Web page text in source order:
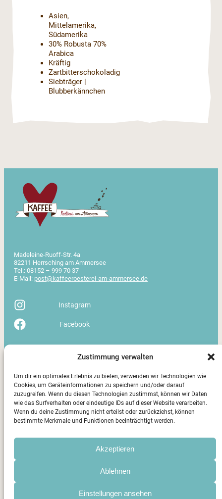
Zustimmung verwalten
Um dir ein optimales Erlebnis zu bieten, verwenden wir Technologien wie
Cookies, um Geräteinformationen zu speichern und/oder darauf
zuzugreifen. Wenn du diesen Technologien zustimmst, können wir Daten
wie das Surfverhalten oder eindeutige IDs auf dieser Website verarbeiten.
Wenn du deine Zustimmung nicht erteilst oder zurückziehst, können
bestimmte Merkmale und Funktionen beeinträchtigt werden.
Akzeptieren
Ablehnen
Einstellungen ansehen
Asien,
Mittelamerika,
Südamerika
30% Robusta 70%
Arabica
Kräftig
Zartbitterschokoladig
Siebträger |
Blubberkännchen
Madeleine-Ruoff-Str. 4a
82211 Herrsching am Ammersee
Tel.: 08152 – 999 70 37
E-Mail: post@kaffeeroesterei-am-ammersee.de
Mittwoch – Freitag: 14:30 – 17:00 Uhr
Sonntag – Montag: geschlossen
Versand / Abholung / Lieferung
Widerrufsbelehrung
Impressum
Vertrag widerrufen